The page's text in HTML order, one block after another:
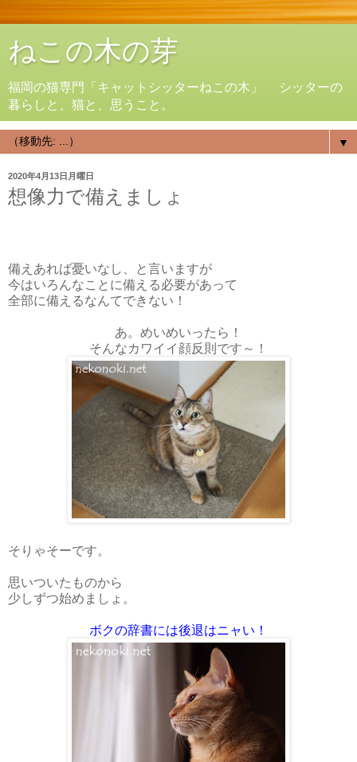
ねこの木の芽
福岡の猫専門「キャットシッターねこの木」 シッターの
暮らしと、猫と、思うこと。
▼
2020年4月13日月曜日
想像力で備えましょ
備えあれば憂いなし、と言いますが
今はいろんなことに備える必要があって
全部に備えるなんてできない！
あ。めいめいったら！
そんなカワイイ顔反則です～！
そりゃそーです。
思いついたものから
少しずつ始めましょ。
ボクの辞書には後退はニャい！